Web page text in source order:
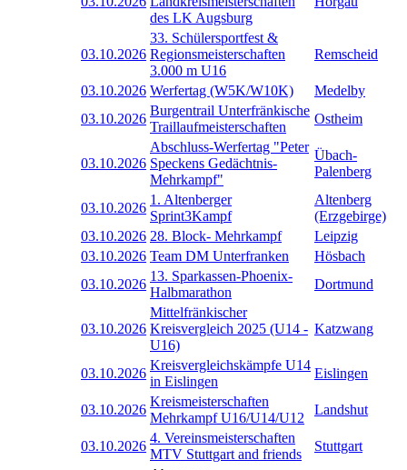
des LK Augsburg
03.10.2026
33. Schülersportfest &
Regionsmeisterschaften
3.000 m U16
Remscheid
03.10.2026 Werfertag (W5K/W10K)
Medelby
03.10.2026
Burgentrail Unterfränkische
Traillaufmeisterschaften
Ostheim
03.10.2026
Abschluss-Werfertag "Peter
Speckens Gedächtnis-
Mehrkampf"
Übach-
Palenberg
03.10.2026
1. Altenberger
Sprint3Kampf
Altenberg
(Erzgebirge)
03.10.2026 28. Block- Mehrkampf
Leipzig
03.10.2026 Team DM Unterfranken
Hösbach
03.10.2026
13. Sparkassen-Phoenix-
Halbmarathon
Dortmund
03.10.2026
Mittelfränkischer
Kreisvergleich 2025 (U14 -
U16)
Katzwang
03.10.2026
Kreisvergleichskämpfe U14
in Eislingen
Eislingen
03.10.2026
Kreismeisterschaften
Mehrkampf U16/U14/U12
Landshut
03.10.2026
4. Vereinsmeisterschaften
MTV Stuttgart and friends
Stuttgart